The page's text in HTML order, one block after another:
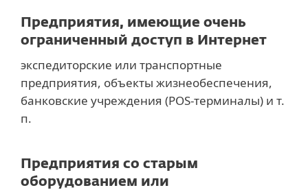
Предприятия, имеющие очень
ограниченный доступ в Интернет
экспедиторские или транспортные
предприятия, объекты жизнеобеспечения,
банковские учреждения (POS-терминалы) и т.
п.
Предприятия со старым
оборудованием или